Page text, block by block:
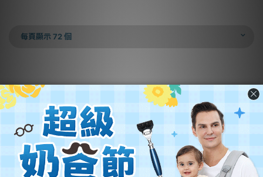
每頁顯示 72 個
營業名稱：優迪國際股份有限公司
公司統編：54342742